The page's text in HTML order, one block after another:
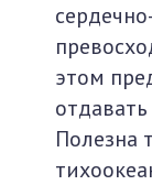
этом
Полезна